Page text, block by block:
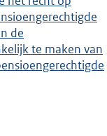
de
te maken van